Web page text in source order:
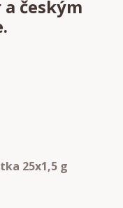
českým
25x1,5 g